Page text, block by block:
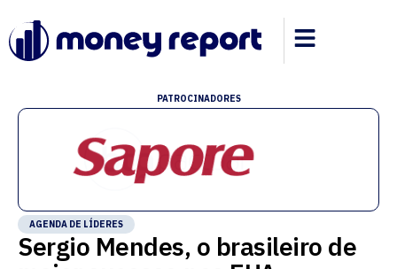
PATROCINADORES
AGENDA DE LÍDERES
Sergio Mendes, o brasileiro de